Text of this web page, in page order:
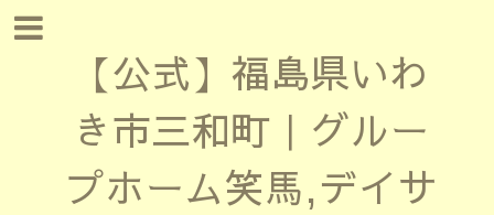
【公式】福島県いわ
き市三和町｜グルー
プホーム笑馬,デイサ